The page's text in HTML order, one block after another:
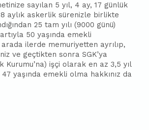
sayılan 5 yıl, 4 ay, 17 günlük
8 aylık askerlik sürenizle birlikte
25 tam yılı (9000 günü)
50 yaşında emekli
arada ilerde memuriyetten ayrılıp,
ve geçtikten sonra SGK’ya
Kurumu’na) işçi olarak en az 3,5 yıl
yaşında emekli olma hakkınız da